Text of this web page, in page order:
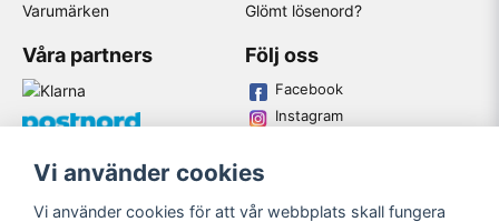
Varumärken
Glömt lösenord?
Våra partners Följ oss
Facebook
Instagram
© Copyright
Vi använder cookies
Vi använder cookies för att vår webbplats skall fungera